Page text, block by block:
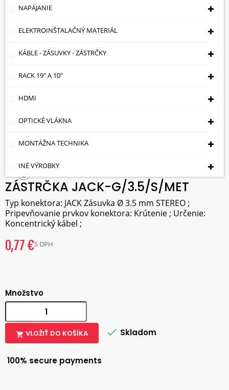
NAPÁJANIE
ELEKTROINŠTALAČNÝ MATERIÁL
KÁBLE - ZÁSUVKY - ZÁSTRČKY
RACK 19" A 10"
HDMI
OPTICKÉ VLÁKNA
MONTÁŽNA TECHNIKA
INÉ VÝROBKY
ZÁSTRČKA JACK-G/3.5/S/MET
Typ konektora: JACK Zásuvka Ø 3.5 mm STEREO ;
Pripevňovanie prvkov konektora: Krútenie ; Určenie:
Koncentrický kábel ;
0,77 €S DPH
Množstvo
 VLOŽIŤ DO KOŠÍKA  Skladom
100% secure payments